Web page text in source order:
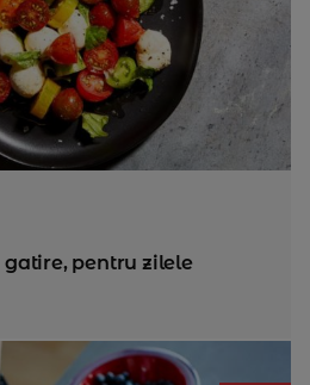
pentru zilele